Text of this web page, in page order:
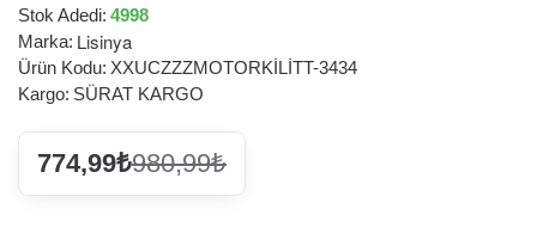
Stok Adedi: 4998
Marka: Lisinya
Ürün Kodu: XXUCZZZMOTORKİLİTT-3434
Kargo: SÜRAT KARGO
774,99₺980,99₺